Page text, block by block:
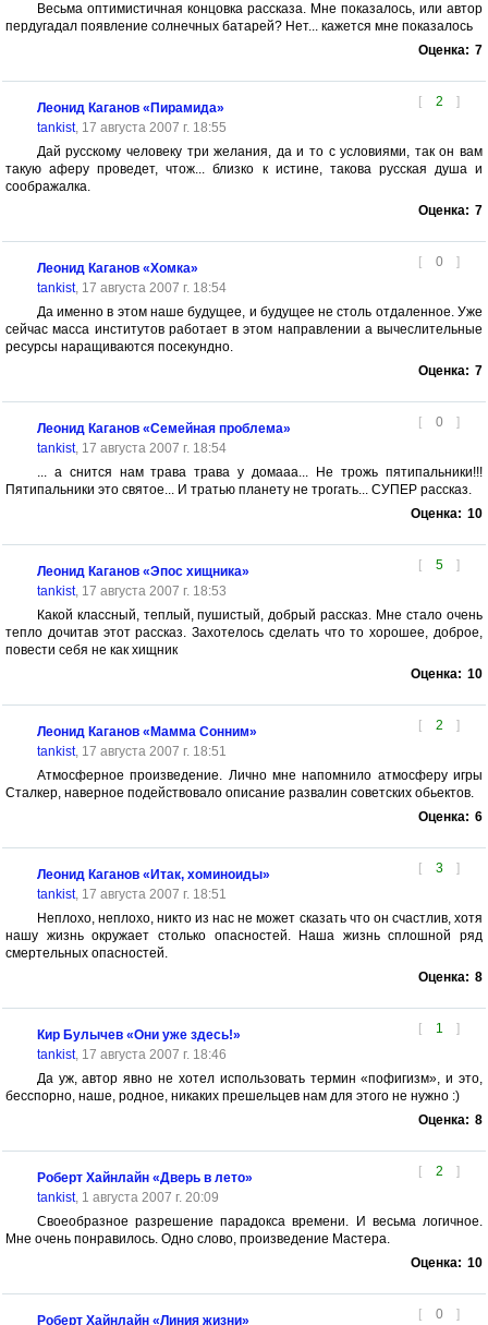
Весьма оптимистичная концовка рассказа. Мне показалось, или автор
пердугадал появление солнечных батарей? Нет... кажется мне показалось
Оценка: 7
[ 2 ]
Леонид Каганов «Пирамида»
tankist, 17 августа 2007 г. 18:55
Дай русскому человеку три желания, да и то с условиями, так он вам
такую аферу проведет, чтож... близко к истине, такова русская душа и
соображалка.
Оценка: 7
[ 0 ]
Леонид Каганов «Хомка»
tankist, 17 августа 2007 г. 18:54
Да именно в этом наше будущее, и будущее не столь отдаленное. Уже
сейчас масса институтов работает в этом направлении а вычеслительные
ресурсы наращиваются посекундно.
Оценка: 7
[ 0 ]
Леонид Каганов «Семейная проблема»
tankist, 17 августа 2007 г. 18:54
... а снится нам трава трава у домааа... Не трожь пятипальники!!!
Пятипальники это святое... И тратью планету не трогать... СУПЕР рассказ.
Оценка: 10
[ 5 ]
Леонид Каганов «Эпос хищника»
tankist, 17 августа 2007 г. 18:53
Какой классный, теплый, пушистый, добрый рассказ. Мне стало очень
тепло дочитав этот рассказ. Захотелось сделать что то хорошее, доброе,
повести себя не как хищник
Оценка: 10
[ 2 ]
Леонид Каганов «Мамма Сонним»
tankist, 17 августа 2007 г. 18:51
Атмосферное произведение. Лично мне напомнило атмосферу игры
Сталкер, наверное подействовало описание развалин советских обьектов.
Оценка: 6
[ 3 ]
Леонид Каганов «Итак, хоминоиды»
tankist, 17 августа 2007 г. 18:51
Неплохо, неплохо, никто из нас не может сказать что он счастлив, хотя
нашу жизнь окружает столько опасностей. Наша жизнь сплошной ряд
смертельных опасностей.
Оценка: 8
[ 1 ]
Кир Булычев «Они уже здесь!»
tankist, 17 августа 2007 г. 18:46
Да уж, автор явно не хотел использовать термин «пофигизм», и это,
бесспорно, наше, родное, никаких прешельцев нам для этого не нужно :)
Оценка: 8
[ 2 ]
Роберт Хайнлайн «Дверь в лето»
tankist, 1 августа 2007 г. 20:09
Своеобразное разрешение парадокса времени. И весьма логичное.
Мне очень понравилось. Одно слово, произведение Мастера.
Оценка: 10
[ 0 ]
Роберт Хайнлайн «Линия жизни»